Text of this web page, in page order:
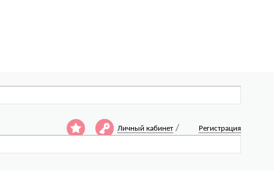
Личный кабинет / Регистрация